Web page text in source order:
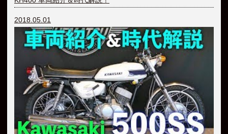
2018.05.01